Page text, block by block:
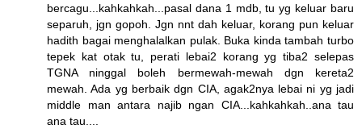
bercagu...kahkahkah...pasal dana 1 mdb, tu yg keluar baru
separuh, jgn gopoh. Jgn nnt dah keluar, korang pun keluar
hadith bagai menghalalkan pulak. Buka kinda tambah turbo
tepek kat otak tu, perati lebai2 korang yg tiba2 selepas
TGNA ninggal boleh bermewah-mewah dgn kereta2
mewah. Ada yg berbaik dgn CIA, agak2nya lebai ni yg jadi
middle man antara najib ngan CIA...kahkahkah..ana tau
ana tau....